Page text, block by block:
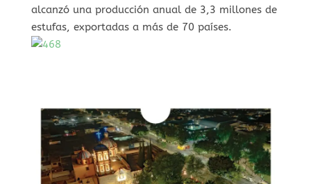
alcanzó una producción anual de 3,3 millones de
estufas, exportadas a más de 70 países.